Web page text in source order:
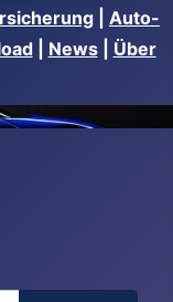
Auto-
| News| Über